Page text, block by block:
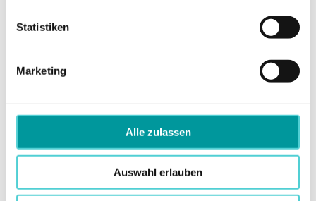
Statistiken
Marketing
Alle zulassen
Auswahl erlauben